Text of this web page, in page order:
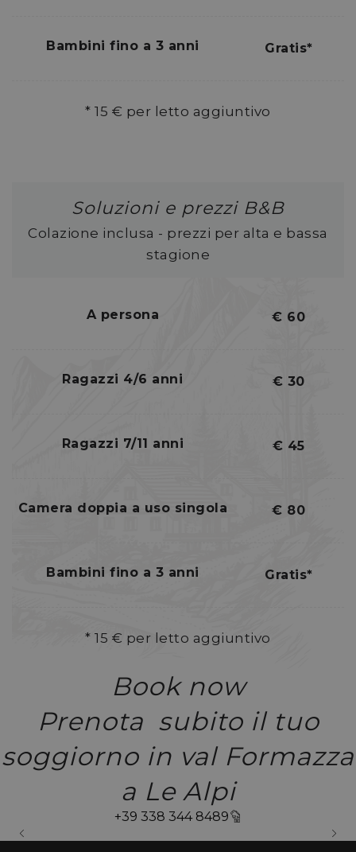
Bambini fino a 3 anni Gratis*
* 15 € per letto aggiuntivo
Soluzioni e prezzi B&B
Colazione inclusa - prezzi per alta e bassa
stagione
A persona € 60
Ragazzi 4/6 anni € 30
Ragazzi 7/11 anni € 45
Camera doppia a uso singola € 80
Bambini fino a 3 anni Gratis*
* 15 € per letto aggiuntivo
Book now
Prenota subito il tuo
soggiorno in val Formazza
a Le Alpi
+39 338 344 8489